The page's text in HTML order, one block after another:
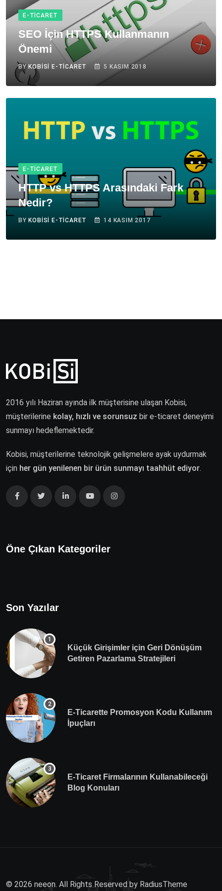
E-TICARET
SEO İçin HTTPS Kullanmanın
Önemi
BY KOBISI E-TICARET 5 KASIM 2018
E-TICARET
HTTP vs HTTPS Arasındaki Fark
Nedir?
BYKOBISI E-TICARET 14 KASIM 2017
2016 yılı Haziran ayında ilk müşterisine ulaşan Kobisi,
müşterilerine kolay, hızlı ve sorunsuz bir e-ticaret deneyimi
sunmayı hedeflemektedir.
Kobisi, müşterilerine teknolojik gelişmelere ayak uydurmak
için her gün yenilenen bir ürün sunmayı taahhüt ediyor.
Öne Çıkan Kategoriler
Son Yazılar
Küçük Girişimler için Geri Dönüşüm
Getiren Pazarlama Stratejileri
E-Ticarette Promosyon Kodu Kullanım
İpuçları
E-Ticaret Firmalarının Kullanabileceği
Blog Konuları
© 2026 neeon. All Rights Reserved by RadiusTheme